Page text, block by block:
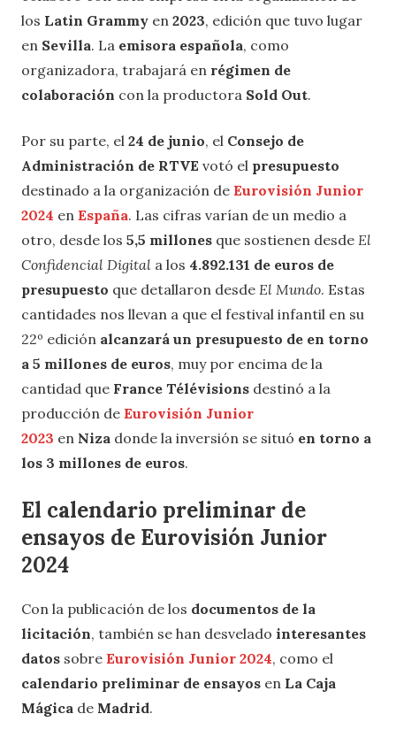
los Latin Grammy en 2023, edición que tuvo lugar
en Sevilla. La emisora española, como
organizadora, trabajará en régimen de
colaboración con la productora Sold Out.
Por su parte, el 24 de junio, el Consejo de
Administración de RTVE votó el presupuesto
destinado a la organización de Eurovisión Junior
2024 en España. Las cifras varían de un medio a
otro, desde los 5,5 millones que sostienen desde El
Confidencial Digital a los 4.892.131 de euros de
presupuesto que detallaron desde El Mundo. Estas
cantidades nos llevan a que el festival infantil en su
22º edición alcanzará un presupuesto de en torno
a 5 millones de euros, muy por encima de la
cantidad que France Télévisions destinó a la
producción de Eurovisión Junior
2023 en Niza donde la inversión se situó en torno a
los 3 millones de euros.
El calendario preliminar de
ensayos de Eurovisión Junior
2024
Con la publicación de los documentos de la
licitación, también se han desvelado interesantes
datos sobre Eurovisión Junior 2024, como el
calendario preliminar de ensayos en La Caja
Mágica de Madrid.